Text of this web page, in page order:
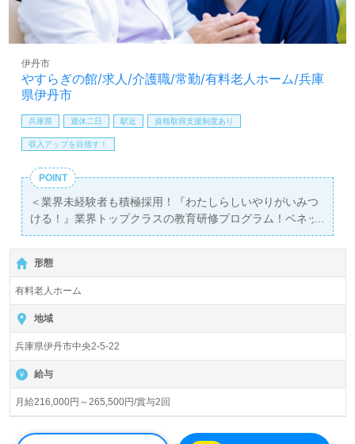
相談可能です。転職相談、求人紹介、年収交渉など完全無
料サービスをご利用いただけます。＜非公開求人も取扱い
あり！＞"転職支援"のプロと一緒に転職活動！お問い合わ
せお待ちしております。
やすらぎの館/求人/介護職/常勤/有料老人ホーム/兵庫
県伊丹市
伊丹市
兵庫県 週休二日 駅近 資格取得支援制度あり
収入アップを目指す！
POINT
＜業界未経験者も積極採用！『わたしらしいやりがいみつ
ける！』業界トップクラスの教育研修プログラム！ベネッ
セグループ！＞
【月給216,000円～265,500円/賞与2回】＊初任者研修以上
有資格者向け求人＊『伊丹駅』徒歩2分。
定員75名（65室/全室個室）『やすらぎの館』株式会社会
社ベネッセスタイルケアBenesse Style Care Co.,Ltd. （本
社：東京都西新宿） 様の運営です。従業員18,200人以上、
26年の実績、全国に350拠点以上の有料老人ホーム、教育/
学童領域で事業展開されています。業界トップクラスの施
支援制度や教育研修プログラムも充実。『入社してよかっ
た！』のお声も届く企業様です。
形態
有料老人ホーム
地域
兵庫県伊丹市中央2-5-22
給与
月給216,000円～265,500円/賞与2回